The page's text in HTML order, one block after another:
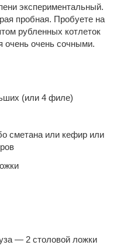
экспериментальный.
пробная. Пробуете на
рубленных котлеток
очень очень сочными.
(или 4 филе)
сметана или кефир или
— 2 столовой ложки